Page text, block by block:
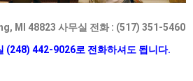
MI 48823 사무실 전화 : (517) 351-5460
(248) 442-9026로 전화하셔도 됩니다.